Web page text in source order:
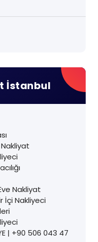
İstanbul
Nakliyat
İçi Nakliyeci
| +90 506 043 47